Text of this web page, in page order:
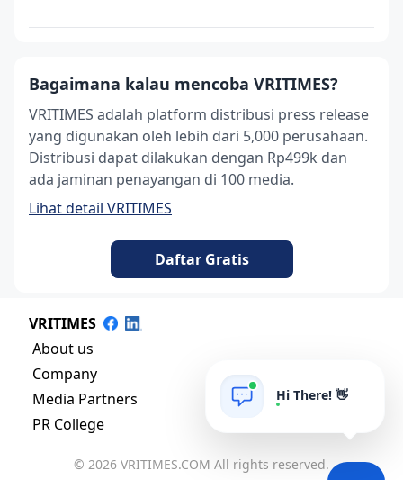
Bagaimana kalau mencoba VRITIMES?
VRITIMES adalah platform distribusi press release
yang digunakan oleh lebih dari 5,000 perusahaan.
Distribusi dapat dilakukan dengan Rp499k dan
ada jaminan penayangan di 100 media.
Lihat detail VRITIMES
Daftar Gratis
VRITIMES
About us
Company
Media Partners
PR College
© 2026 VRITIMES.COM All rights reserved.
Hi There! 👋